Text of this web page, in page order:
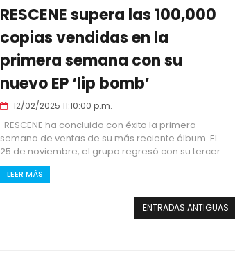
RESCENE supera las 100,000
copias vendidas en la
primera semana con su
nuevo EP ‘lip bomb’
12/02/2025 11:10:00 p.m.
RESCENE ha concluido con éxito la primera
semana de ventas de su más reciente álbum. El
25 de noviembre, el grupo regresó con su tercer ...
LEER MÁS
ENTRADAS ANTIGUAS